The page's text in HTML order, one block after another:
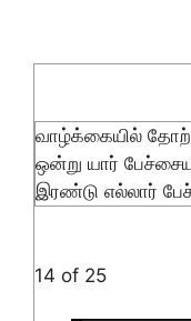
வாழ்க்கையில்
ஒன்று யார்
இரண்டு எல்லார்
14 of 25